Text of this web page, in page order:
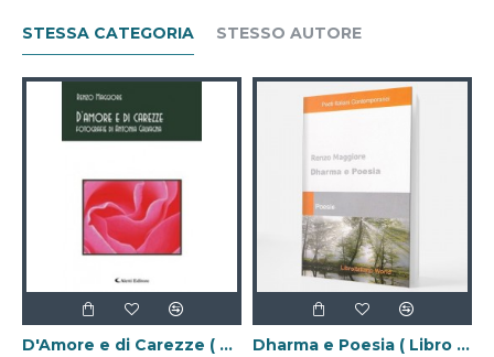
STESSA CATEGORIA STESSO AUTORE
D'Amore e di Carezze ( Libro Digitale )
Dharma e Poesia ( Libro Digitale )